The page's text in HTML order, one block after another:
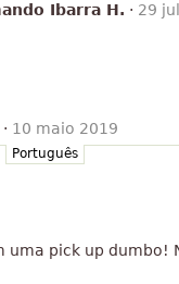
Ibarra H. · 29
· 10 maio 2019
Português
uma pick up dumbo!